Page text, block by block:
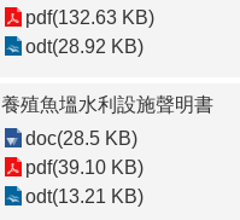
pdf(132.63 KB)
odt(28.92 KB)
養殖魚塭水利設施聲明書
doc(28.5 KB)
pdf(39.10 KB)
odt(13.21 KB)